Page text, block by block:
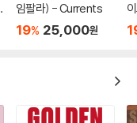
임팔라) - Currents
19% 25,000원